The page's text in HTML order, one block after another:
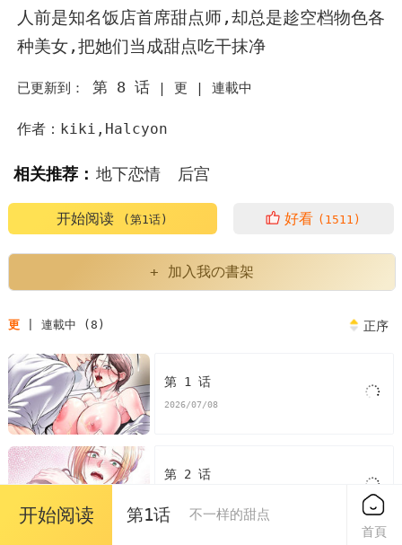
人前是知名饭店首席甜点师,却总是趁空档物色各
种美女,把她们当成甜点吃干抹净
已更新到： 第 8 话| 更 | 連載中
作者：kiki,Halcyon
相关推荐： 地下恋情 后宫
开始阅读 (第1话) 好看 (1511)
+ 加入我の書架
更| 連載中 (8) 正序
第 1 话
2026/07/08
第 2 话
开始阅读 第1话 不一样的甜点
首頁